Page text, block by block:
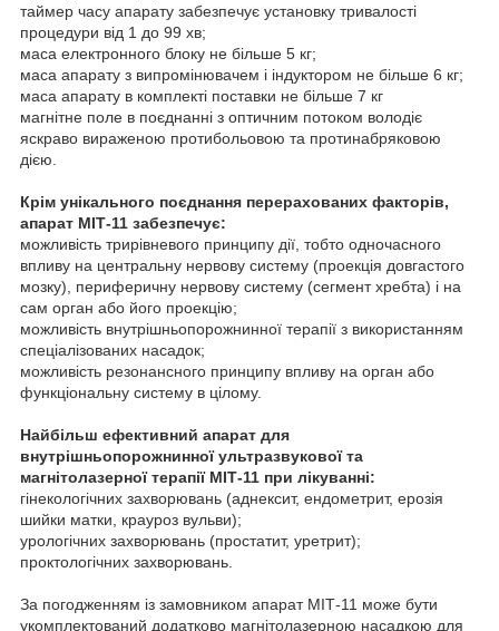
таймер часу апарату забезпечує установку тривалості
процедури від 1 до 99 хв;
маса електронного блоку не більше 5 кг;
маса апарату з випромінювачем і індуктором не більше 6 кг;
маса апарату в комплекті поставки не більше 7 кг
магнітне поле в поєднанні з оптичним потоком володіє
яскраво вираженою протибольовою та протинабряковою
дією.
Крім унікального поєднання перерахованих факторів,
апарат МІТ-11 забезпечує:
можливість трирівневого принципу дії, тобто одночасного
впливу на центральну нервову систему (проекція довгастого
мозку), периферичну нервову систему (сегмент хребта) і на
сам орган або його проекцію;
можливість внутрішньопорожнинної терапії з використанням
спеціалізованих насадок;
можливість резонансного принципу впливу на орган або
функціональну систему в цілому.
Найбільш ефективний апарат для
внутрішньопорожнинної ультразвукової та
магнітолазерної терапії МІТ-11 при лікуванні:
гінекологічних захворювань (аднексит, ендометрит, ерозія
шийки матки, крауроз вульви);
урологічних захворювань (простатит, уретрит);
проктологічних захворювань.
За погодженням із замовником апарат МІТ-11 може бути
укомплектований додатково магнітолазерною насадкою для